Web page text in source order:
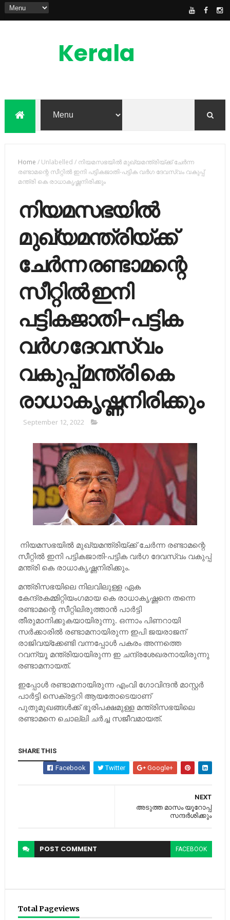
Kerala
Feed
Home /Unlabelled / നിയമസഭയില്‍ മുഖ്യമന്ത്രിയ്ക്ക് ചേര്‍ന്ന
രണ്ടാമന്റെ സീറ്റില്‍ ഇനി പട്ടികജാതി-പട്ടിക വര്‍ഗ ദേവസ്വം വകുപ്പ്
മന്ത്രി കെ രാധാകൃഷ്ണനിരിക്കും
നിയമസഭയില്‍
മുഖ്യമന്ത്രിയ്ക്ക്
ചേര്‍ന്ന രണ്ടാമന്റെ
സീറ്റില്‍ ഇനി
പട്ടികജാതി-പട്ടിക
വര്‍ഗ ദേവസ്വം
വകുപ്പ് മന്ത്രി കെ
രാധാകൃഷ്ണനിരിക്കും
September 12, 2022
നിയമസഭയില്‍ മുഖ്യമന്ത്രിയ്ക്ക് ചേര്‍ന്ന രണ്ടാമന്റെ
സീറ്റില്‍ ഇനി പട്ടികജാതി-പട്ടിക വര്‍ഗ ദേവസ്വം വകുപ്പ്
മന്ത്രി കെ രാധാകൃഷ്ണനിരിക്കും.
മന്ത്രിസഭയിലെ നിലവിലുള്ള ഏക
കേന്ദ്രകമ്മിറ്റിയംഗമായ കെ രാധാകൃഷ്ണനെ തന്നെ
രണ്ടാമന്റെ സീറ്റിലിരുത്താന്‍ പാര്‍ട്ടി
തീരുമാനിക്കുകയായിരുന്നു. ഒന്നാം പിണറായി
സര്‍ക്കാരില്‍ രണ്ടാമനായിരുന്ന ഇപി ജയരാജന്
രാജിവയ്‌ക്കേണ്ടി വന്നപ്പോള്‍ പകരം അന്നത്തെ
റവന്യൂ മന്ത്രിയായിരുന്ന ഇ ചന്ദ്രശേഖരനായിരുന്നു
രണ്ടാമനായത്.
ഇപ്പോള്‍ രണ്ടാമനായിരുന്ന എംവി ഗോവിന്ദന്‍ മാസ്റ്റര്‍
പാര്‍ട്ടി സെക്രട്ടറി ആയതോടെയാണ്
പുതുമുഖങ്ങള്‍ക്ക് ഭൂരിപക്ഷമുള്ള മന്ത്രിസഭയിലെ
രണ്ടാമനെ ചൊല്ലി ചര്‍ച്ച സജീവമായത്.
SHARE THIS
Facebook Twitter Google+
NEXT
അടുത്ത മാസം യൂറോപ്പ്
സന്ദര്‍ശിക്കും
POST COMMENT FACEBOOK
Total Pageviews